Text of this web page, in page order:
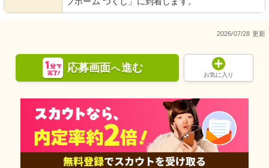
2026/07/28 更新
応募画面へ進む
お気に入り